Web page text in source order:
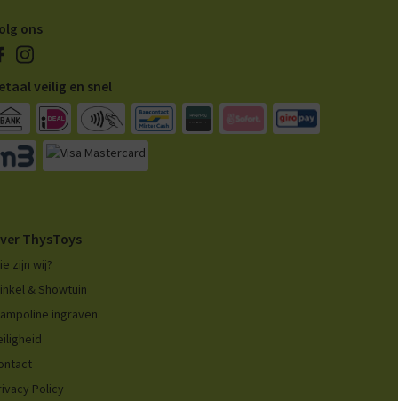
ons
veilig en snel
ThysToys
zijn wij?
& Showtuin
ingraven
Policy